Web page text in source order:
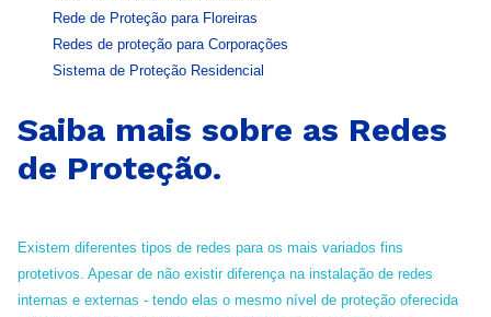
Rede de Proteção para Floreiras
Redes de proteção para Corporações
Sistema de Proteção Residencial
Saiba mais sobre as Redes
de Proteção.
Existem diferentes tipos de redes para os mais variados fins
protetivos. Apesar de não existir diferença na instalação de redes
internas e externas - tendo elas o mesmo nível de proteção oferecida